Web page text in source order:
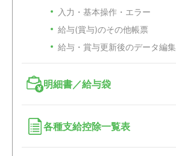
入力・基本操作・エラー
給与(賞与)のその他帳票
給与・賞与更新後のデータ編集
明細書／給与袋
各種支給控除一覧表